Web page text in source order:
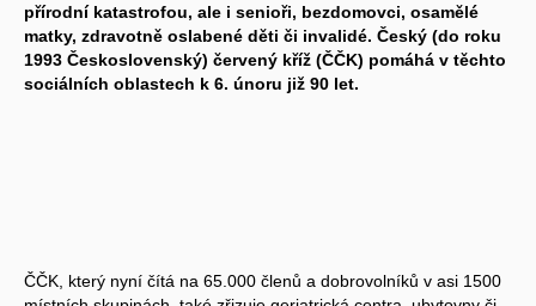
přírodní katastrofou, ale i senioři, bezdomovci, osamělé
matky, zdravotně oslabené děti či invalidé. Český (do roku
1993 Československý) červený kříž (ČČK) pomáhá v těchto
sociálních oblastech k 6. únoru již 90 let.
ČČK, který nyní čítá na 65.000 členů a dobrovolníků v asi 1500